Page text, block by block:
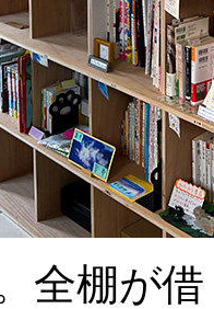
全棚が